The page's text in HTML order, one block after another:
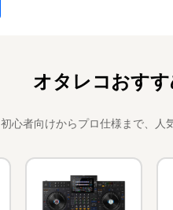
オタレコおす
初心者向けからプロ仕様まで、人